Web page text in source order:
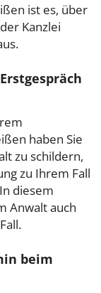
ist es, über
Kanzlei
haben Sie
zu schildern,
zu Ihrem Fall
diesem
Anwalt auch
beim